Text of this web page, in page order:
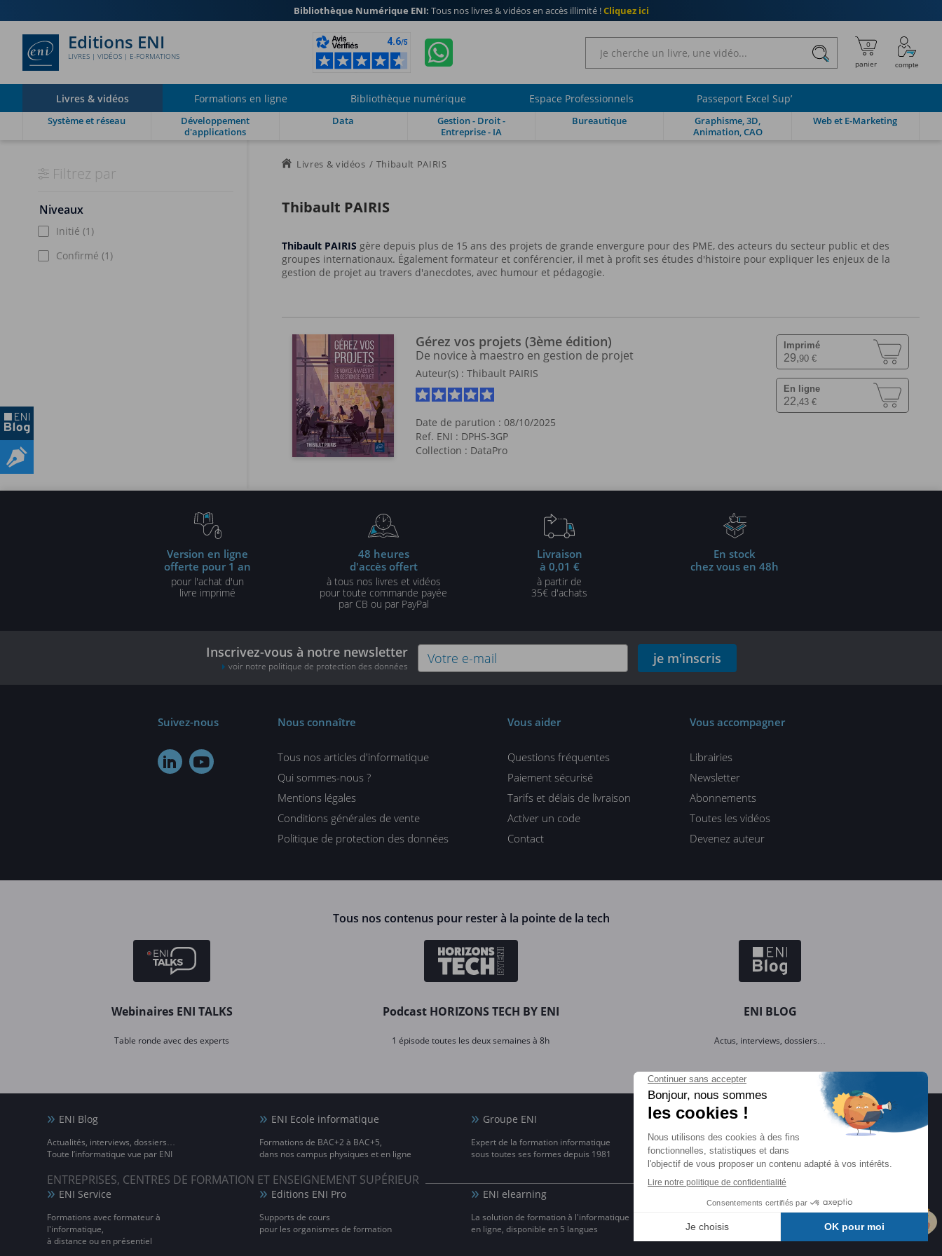
Bibliothèque Numérique ENI: Tous nos livres & vidéos en accès illimité !Cliquez ici
Editions ENI
LIVRES | VIDÉOS | E-FORMATIONS
Livres & vidéos Formations en ligne Bibliothèque numérique Espace Professionnels Passeport Excel Sup’
Système et réseau
Développement
d'applications
Data
Gestion - Droit -
Entreprise - IA
Bureautique
Graphisme, 3D,
Animation, CAO
Web et E-Marketing
Filtrez par
Niveaux
Initié (1)
Confirmé (1)
Livres & vidéos Thibault PAIRIS
Thibault PAIRIS
Thibault PAIRIS gère depuis plus de 15 ans des projets de grande envergure pour des PME, des acteurs du secteur public et des
groupes internationaux. Également formateur et conférencier, il met à profit ses études d'histoire pour expliquer les enjeux de la
gestion de projet au travers d'anecdotes, avec humour et pédagogie.
Gérez vos projets (3ème édition)
De novice à maestro en gestion de projet
Auteur(s) : Thibault PAIRIS
Date de parution : 08/10/2025
Ref. ENI : DPHS-3GP
Collection : DataPro
Imprimé
29,90 €
En ligne
22,43 €
Version en ligne
offerte pour 1 an
pour l'achat d'un
livre imprimé
48 heures
d'accès offert
à tous nos livres et vidéos
pour toute commande payée
par CB ou par PayPal
Livraison
à 0,01 €
à partir de
35€ d'achats
En stock
chez vous en 48h
Inscrivez-vous à notre newsletter
voir notre politique de protection des données je m'inscris
Suivez-nous
 
Nous connaître
Tous nos articles d'informatique
Qui sommes-nous ?
Mentions légales
Conditions générales de vente
Politique de protection des données
Vous aider
Questions fréquentes
Paiement sécurisé
Tarifs et délais de livraison
Activer un code
Contact
Vous accompagner
Librairies
Newsletter
Abonnements
Toutes les vidéos
Devenez auteur
Tous nos contenus pour rester à la pointe de la tech
Webinaires ENI TALKS
Table ronde avec des experts
Podcast HORIZONS TECH BY ENI
1 épisode toutes les deux semaines à 8h
ENI BLOG
Actus, interviews, dossiers…
ENI Blog
Actualités, interviews, dossiers…
Toute l’informatique vue par ENI
ENI Ecole informatique
Formations de BAC+2 à BAC+5,
dans nos campus physiques et en ligne
Groupe ENI
Expert de la formation informatique
sous toutes ses formes depuis 1981
ENTREPRISES, CENTRES DE FORMATION ET ENSEIGNEMENT SUPÉRIEUR
ENI Service
Formations avec formateur à
l'informatique,
à distance ou en présentiel
Editions ENI Pro
Supports de cours
pour les organismes de formation
ENI elearning
La solution de formation à l'informatique
en ligne, disponible en 5 langues
éligibles CPF et reconnues par l'État